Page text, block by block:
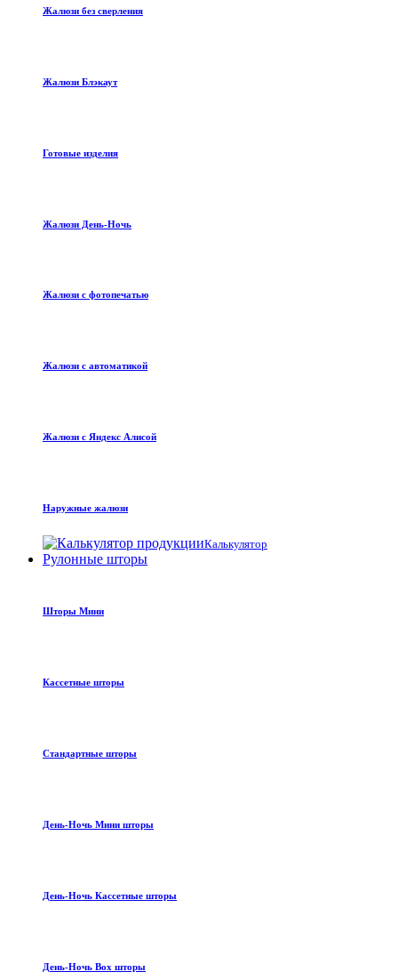
Жалюзи без сверления
Жалюзи Блэкаут
Готовые изделия
Жалюзи День-Ночь
Жалюзи с фотопечатью
Жалюзи с автоматикой
Жалюзи с Яндекс Алисой
Наружные жалюзи
Калькулятор
Рулонные шторы
Шторы Мини
Кассетные шторы
Стандартные шторы
День-Ночь Мини шторы
День-Ночь Кассетные шторы
День-Ночь Box шторы